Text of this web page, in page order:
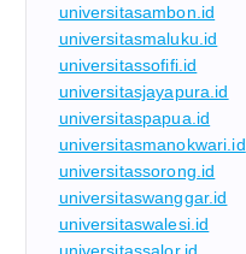
universitasambon.id
universitasmaluku.id
universitassofifi.id
universitasjayapura.id
universitaspapua.id
universitasmanokwari.id
universitassorong.id
universitaswanggar.id
universitaswalesi.id
universitassalor.id